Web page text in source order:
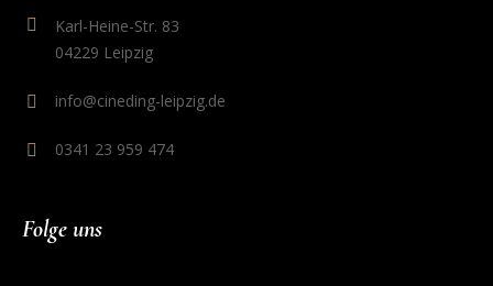
Karl-Heine-Str. 83
04229 Leipzig
info@cineding-leipzig.de
0341 23 959 474
Folge uns